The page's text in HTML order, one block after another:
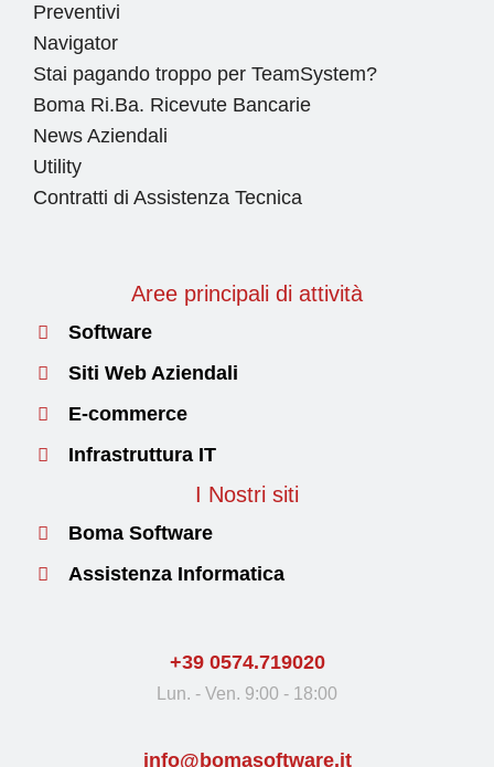
Preventivi
Navigator
Stai pagando troppo per TeamSystem?
Boma Ri.Ba. Ricevute Bancarie
News Aziendali
Utility
Contratti di Assistenza Tecnica
Aree principali di attività
Software
Siti Web Aziendali
E-commerce
Infrastruttura IT
I Nostri siti
Boma Software
Assistenza Informatica
+39 0574.719020
Lun. - Ven. 9:00 - 18:00
info@bomasoftware.it